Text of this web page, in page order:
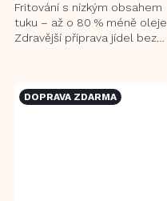
Fritování s nízkým obsahem
tuku – až o 80 % méně oleje
Zdravější příprava jídel bez
DOPRAVA ZDARMA